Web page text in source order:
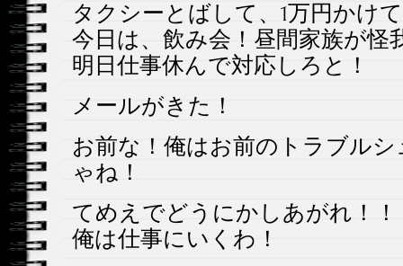
タクシーとばして、1万円かけ
今日は、飲み会！昼間家族が怪
明日仕事休んで対応しろと！
メールがきた！
お前な！俺はお前のトラブル
ゃね！
てめえでどうにかしあがれ！！
俺は仕事にいくわ！